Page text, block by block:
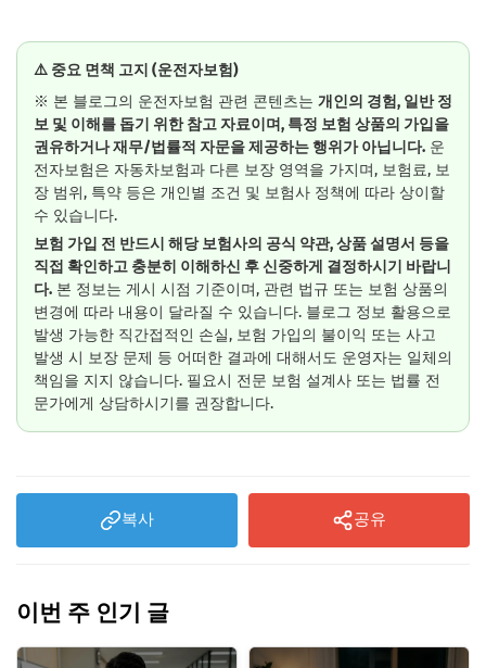
⚠️ 중요 면책 고지 (운전자보험)
※ 본 블로그의 운전자보험 관련 콘텐츠는 개인의 경험, 일반 정
보 및 이해를 돕기 위한 참고 자료이며, 특정 보험 상품의 가입을
권유하거나 재무/법률적 자문을 제공하는 행위가 아닙니다. 운
전자보험은 자동차보험과 다른 보장 영역을 가지며, 보험료, 보
장 범위, 특약 등은 개인별 조건 및 보험사 정책에 따라 상이할
수 있습니다.
보험 가입 전 반드시 해당 보험사의 공식 약관, 상품 설명서 등을
직접 확인하고 충분히 이해하신 후 신중하게 결정하시기 바랍니
다. 본 정보는 게시 시점 기준이며, 관련 법규 또는 보험 상품의
변경에 따라 내용이 달라질 수 있습니다. 블로그 정보 활용으로
발생 가능한 직간접적인 손실, 보험 가입의 불이익 또는 사고
발생 시 보장 문제 등 어떠한 결과에 대해서도 운영자는 일체의
책임을 지지 않습니다. 필요시 전문 보험 설계사 또는 법률 전
문가에게 상담하시기를 권장합니다.
복사 공유
이번 주 인기 글